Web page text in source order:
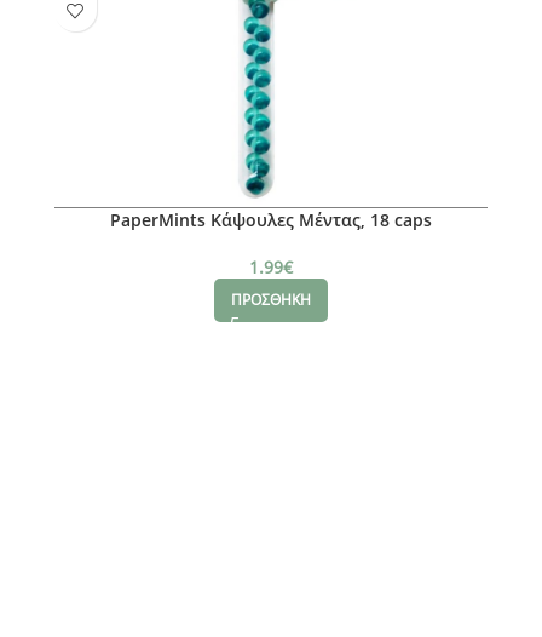
PaperMints Κάψουλες Μέντας, 18 caps
1.99€
ΠΡΟΣΘΗΚΗ